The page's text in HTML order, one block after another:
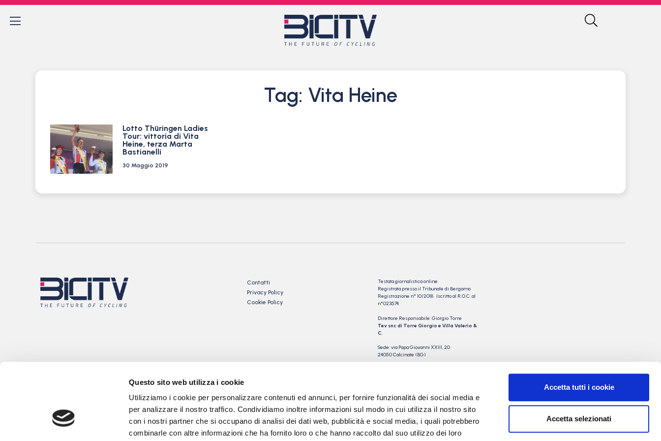
Questo sito web utilizza i cookie
Utilizziamo i cookie per personalizzare contenuti ed annunci, per fornire funzionalità dei social media e
per analizzare il nostro traffico. Condividiamo inoltre informazioni sul modo in cui utilizza il nostro sito
con i nostri partner che si occupano di analisi dei dati web, pubblicità e social media, i quali potrebbero
combinarle con altre informazioni che ha fornito loro o che hanno raccolto dal suo utilizzo dei loro
Accetta tutti i cookie
Accetta selezionati
Tag: Vita Heine
Lotto Thüringen Ladies
Tour: vittoria di Vita
Heine, terza Marta
Bastianelli
30 Maggio 2019
Contatti
Privacy Policy
Cookie Policy
Testata giornalistica online
Registrata presso il Tribunale di Bergamo
Registrazione n° 10/2018 Iscritto al R.O.C. al
n°023574
Direttore Responsabile: Giorgio Torre
Tev snc di Torre Giorgio e Villa Valerio &
C.
Sede: via Papa Giovanni XXIII, 20
24050 Calcinate (BG)